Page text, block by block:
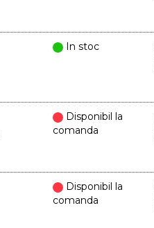
In stoc
Disponibil la
comanda
Disponibil la
comanda